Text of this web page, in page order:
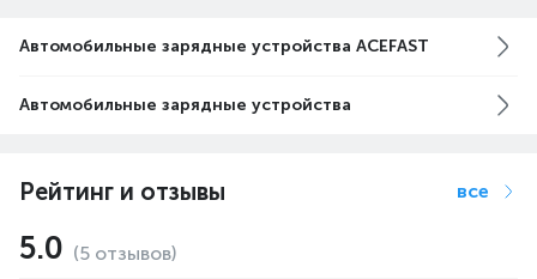
Автомобильные зарядные устройства ACEFAST
Автомобильные зарядные устройства
Рейтинг и отзывы все
5.0 (5 отзывов)